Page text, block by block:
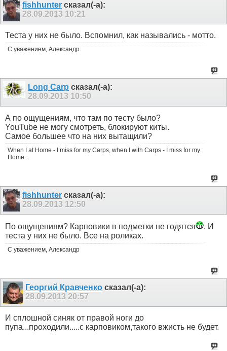
fishhunter сказал(-а):
28.09.2013 10:21
Теста у них не было. Вспомнил, как назывались - мотто.
С уважением, Александр
Long Carp сказал(-а):
28.09.2013 10:50
А по ощущениям, что там по тесту было?
YouTube не могу смотреть, блокируют киты.
Самое большее что на них вытащили?
When I at Home - I miss for my Carps, when I with Carps - I miss for my
Home...
fishhunter сказал(-а):
28.09.2013 12:50
По ощущениям? Карповики в подметки не годятся
. И
теста у них не было. Все на роликах.
С уважением, Александр
Георгий Кравченко сказал(-а):
28.09.201320:57
И сплошной синяк от правой ноги до
пупа...проходили.....с карповиком,такого вжисть не будет.